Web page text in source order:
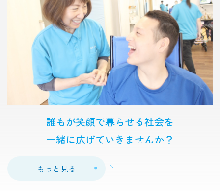
誰もが笑顔で暮らせる社会を
一緒に広げていきませんか？
もっと見る